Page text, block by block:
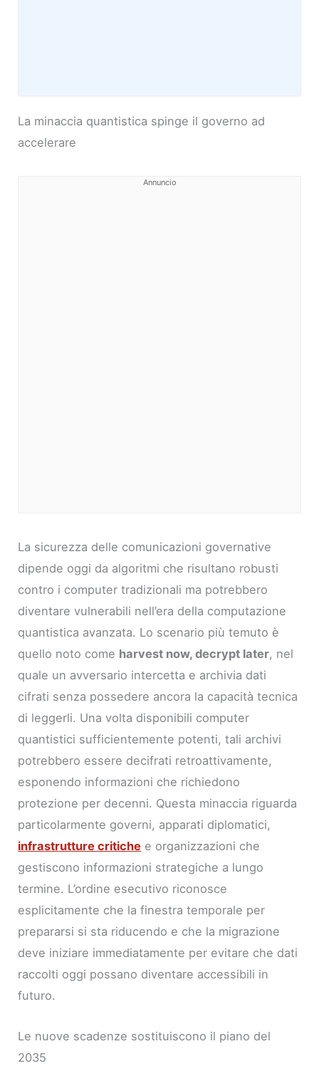
La minaccia quantistica spinge il governo ad
accelerare
Annuncio
La sicurezza delle comunicazioni governative
dipende oggi da algoritmi che risultano robusti
contro i computer tradizionali ma potrebbero
diventare vulnerabili nell’era della computazione
quantistica avanzata. Lo scenario più temuto è
quello noto come harvest now, decrypt later, nel
quale un avversario intercetta e archivia dati
cifrati senza possedere ancora la capacità tecnica
di leggerli. Una volta disponibili computer
quantistici sufficientemente potenti, tali archivi
potrebbero essere decifrati retroattivamente,
esponendo informazioni che richiedono
protezione per decenni. Questa minaccia riguarda
particolarmente governi, apparati diplomatici,
infrastrutture critiche e organizzazioni che
gestiscono informazioni strategiche a lungo
termine. L’ordine esecutivo riconosce
esplicitamente che la finestra temporale per
prepararsi si sta riducendo e che la migrazione
deve iniziare immediatamente per evitare che dati
raccolti oggi possano diventare accessibili in
futuro.
Le nuove scadenze sostituiscono il piano del
2035